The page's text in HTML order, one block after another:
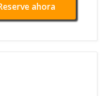
ahora